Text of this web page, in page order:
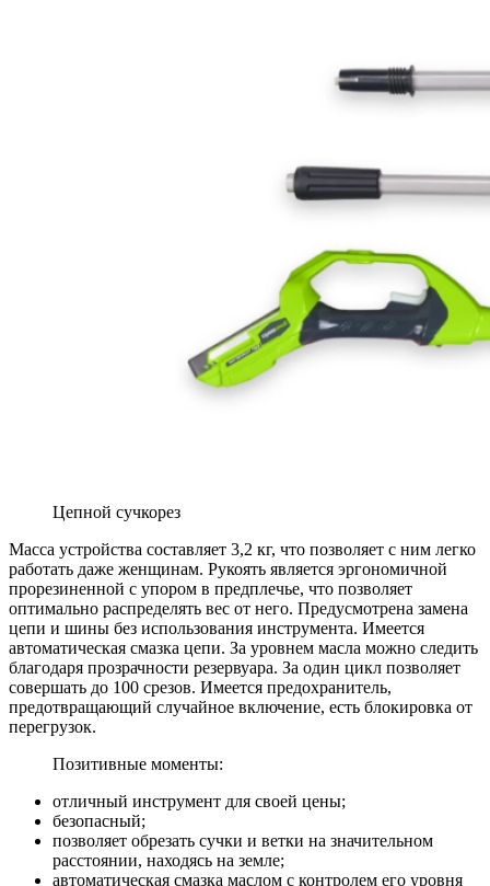
Цепной сучкорез
Масса устройства составляет 3,2 кг, что позволяет с ним легко
работать даже женщинам. Рукоять является эргономичной
прорезиненной с упором в предплечье, что позволяет
оптимально распределять вес от него. Предусмотрена замена
цепи и шины без использования инструмента. Имеется
автоматическая смазка цепи. За уровнем масла можно следить
благодаря прозрачности резервуара. За один цикл позволяет
совершать до 100 срезов. Имеется предохранитель,
предотвращающий случайное включение, есть блокировка от
перегрузок.
Позитивные моменты:
отличный инструмент для своей цены;
безопасный;
позволяет обрезать сучки и ветки на значительном
расстоянии, находясь на земле;
автоматическая смазка маслом с контролем его уровня